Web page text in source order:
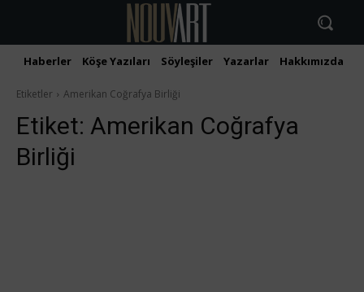
Haberler Köşe Yazıları Söyleşiler Yazarlar Hakkımızda
Etiketler Amerikan Coğrafya Birliği
Etiket: Amerikan Coğrafya
Birliği